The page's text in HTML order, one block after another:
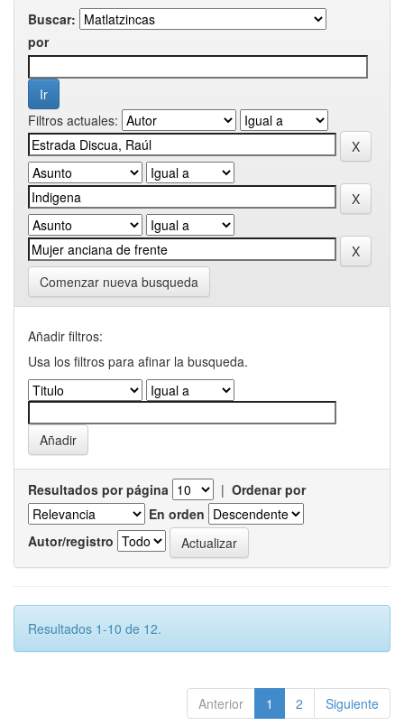
Buscar:
por
Filtros actuales:
Comenzar nueva busqueda
Añadir filtros:
Usa los filtros para afinar la busqueda.
Resultados por página | Ordenar por
En orden
Autor/registro
Resultados 1-10 de 12.
Anterior 1 2 Siguiente